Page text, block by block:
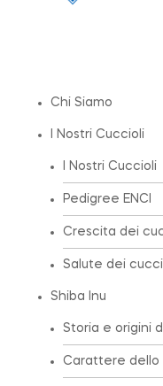
Chi Siamo
I Nostri Cuccioli
I Nostri Cuccioli
Pedigree ENCI
Crescita dei
Salute dei
Shiba Inu
Storia e origini
Carattere dello